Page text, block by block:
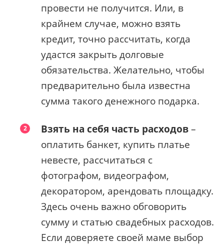
провести не получится. Или, в
крайнем случае, можно взять
кредит, точно рассчитать, когда
удастся закрыть долговые
обязательства. Желательно, чтобы
предварительно была известна
сумма такого денежного подарка.
Взять на себя часть расходов–
оплатить банкет, купить платье
невесте, рассчитаться с
фотографом, видеографом,
декоратором, арендовать площадку.
Здесь очень важно обговорить
сумму и статью свадебных расходов.
Если доверяете своей маме выбор